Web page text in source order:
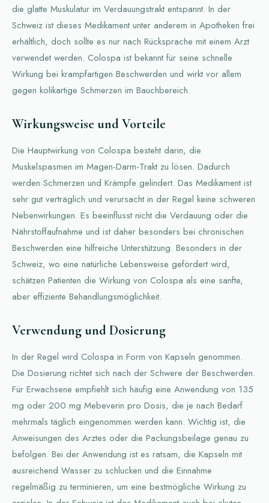
die glatte Muskulatur im Verdauungstrakt entspannt. In der
Schweiz ist dieses Medikament unter anderem in Apotheken frei
erhältlich, doch sollte es nur nach Rücksprache mit einem Arzt
verwendet werden. Colospa ist bekannt für seine schnelle
Wirkung bei krampfartigen Beschwerden und wirkt vor allem
gegen kolikartige Schmerzen im Bauchbereich.
Wirkungsweise und Vorteile
Die Hauptwirkung von Colospa besteht darin, die
Muskelspasmen im Magen-Darm-Trakt zu lösen. Dadurch
werden Schmerzen und Krämpfe gelindert. Das Medikament ist
sehr gut verträglich und verursacht in der Regel keine schweren
Nebenwirkungen. Es beeinflusst nicht die Verdauung oder die
Nährstoffaufnahme und ist daher besonders bei chronischen
Beschwerden eine hilfreiche Unterstützung. Besonders in der
Schweiz, wo eine natürliche Lebensweise gefördert wird,
schätzen Patienten die Wirkung von Colospa als eine sanfte,
aber effiziente Behandlungsmöglichkeit.
Verwendung und Dosierung
In der Regel wird Colospa in Form von Kapseln genommen.
Die Dosierung richtet sich nach der Schwere der Beschwerden.
Für Erwachsene empfiehlt sich häufig eine Anwendung von 135
mg oder 200 mg Mebeverin pro Dosis, die je nach Bedarf
mehrmals täglich eingenommen werden kann. Wichtig ist, die
Anweisungen des Arztes oder die Packungsbeilage genau zu
befolgen. Bei der Anwendung ist es ratsam, die Kapseln mit
ausreichend Wasser zu schlucken und die Einnahme
regelmäßig zu terminieren, um eine bestmögliche Wirkung zu